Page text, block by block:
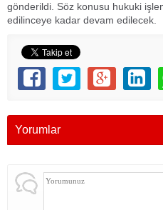
gönderildi. Söz konusu hukuki
edilinceye kadar devam edilecek.
Yorumlar